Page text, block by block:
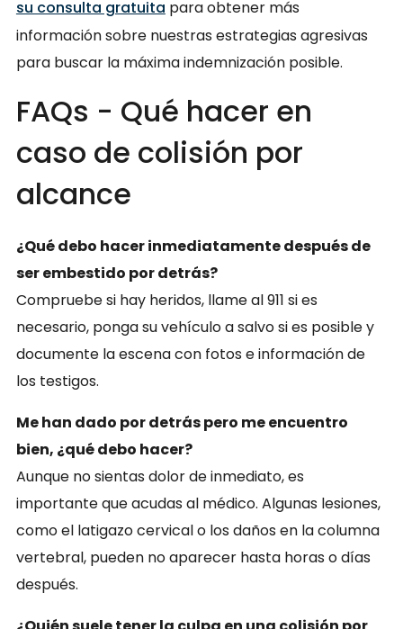
su consulta gratuita para obtener más
información sobre nuestras estrategias agresivas
para buscar la máxima indemnización posible.
FAQs - Qué hacer en
caso de colisión por
alcance
¿Qué debo hacer inmediatamente después de
ser embestido por detrás?
Compruebe si hay heridos, llame al 911 si es
necesario, ponga su vehículo a salvo si es posible y
documente la escena con fotos e información de
los testigos.
Me han dado por detrás pero me encuentro
bien, ¿qué debo hacer?
Aunque no sientas dolor de inmediato, es
importante que acudas al médico. Algunas lesiones,
como el latigazo cervical o los daños en la columna
vertebral, pueden no aparecer hasta horas o días
después.